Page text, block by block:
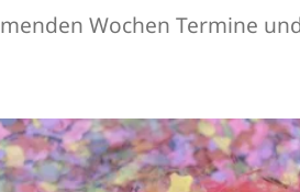
Wochen Termine